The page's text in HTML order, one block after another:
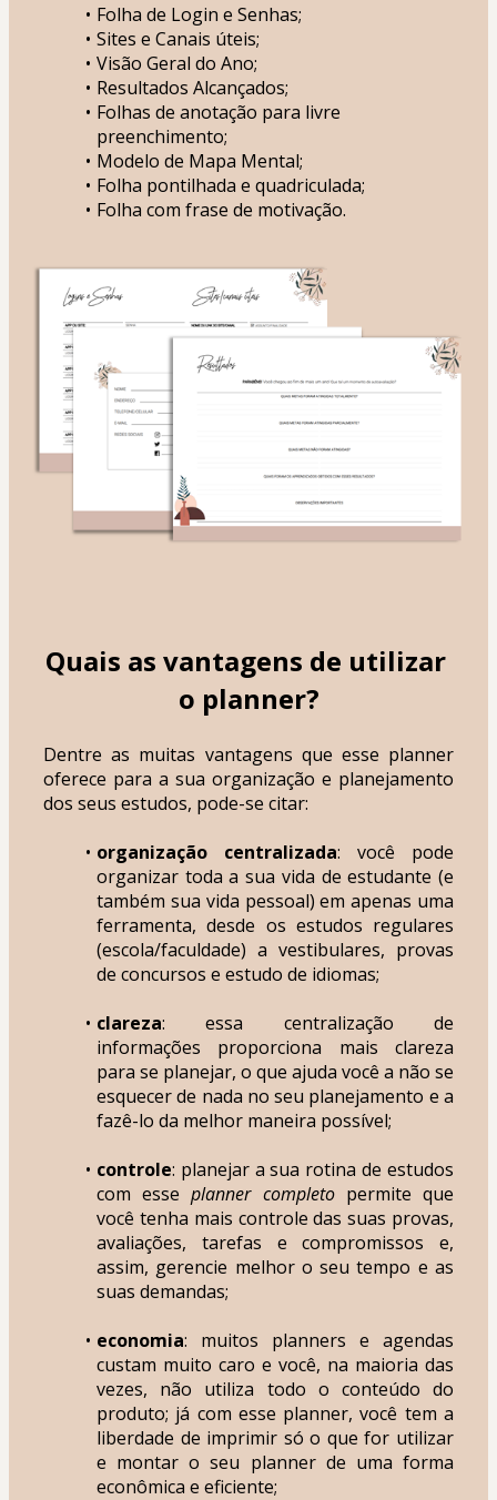
Folha de Login e Senhas;
Sites e Canais úteis;
Visão Geral do Ano;
Resultados Alcançados;
Folhas de anotação para livre
preenchimento;
Modelo de Mapa Mental;
Folha pontilhada e quadriculada;
Folha com frase de motivação.
Quais as vantagens de utilizar
o planner?
Dentre as muitas vantagens que esse planner
oferece para a sua organização e planejamento
dos seus estudos, pode-se citar:
organização centralizada: você pode
organizar toda a sua vida de estudante (e
também sua vida pessoal) em apenas uma
ferramenta, desde os estudos regulares
(escola/faculdade) a vestibulares, provas
de concursos e estudo de idiomas;
clareza: essa centralização de
informações proporciona mais clareza
para se planejar, o que ajuda você a não se
esquecer de nada no seu planejamento e a
fazê-lo da melhor maneira possível;
controle: planejar a sua rotina de estudos
com esse planner completo permite que
você tenha mais controle das suas provas,
avaliações, tarefas e compromissos e,
assim, gerencie melhor o seu tempo e as
suas demandas;
economia: muitos planners e agendas
custam muito caro e você, na maioria das
vezes, não utiliza todo o conteúdo do
produto; já com esse planner, você tem a
liberdade de imprimir só o que for utilizar
e montar o seu planner de uma forma
econômica e eficiente;